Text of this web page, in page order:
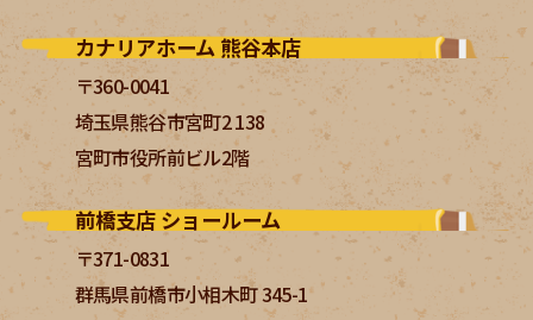
カナリアホーム 熊谷本店
〒360-0041
埼玉県熊谷市宮町2 138
宮町市役所前ビル2階
前橋支店 ショールーム
〒371-0831
群馬県前橋市小相木町 345-1